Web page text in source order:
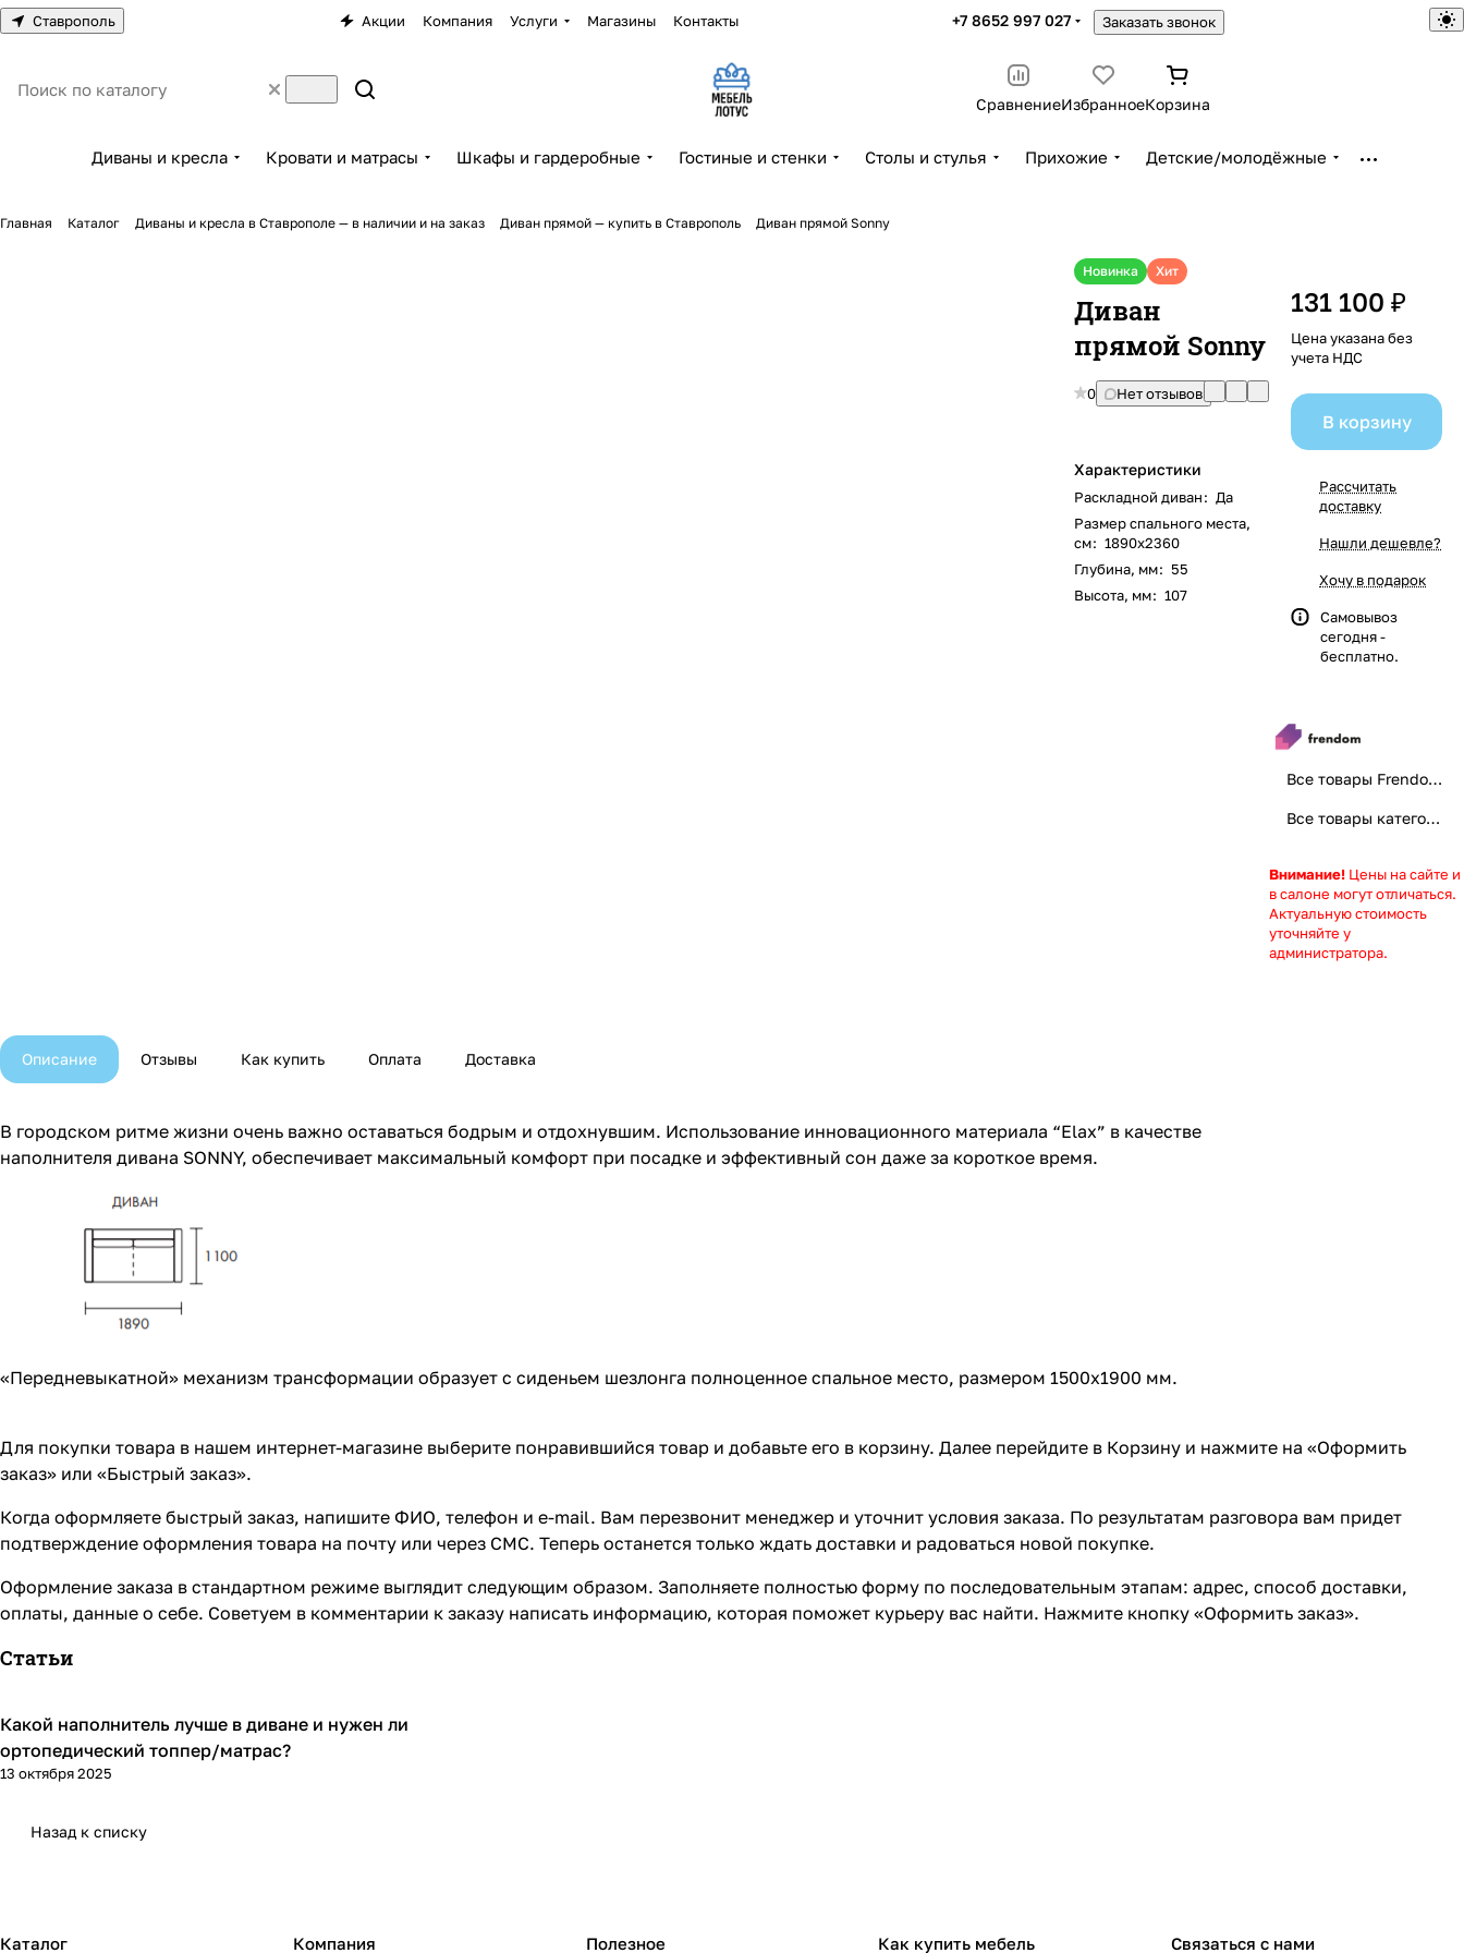
Ставрополь Акции Компания Услуги Магазины Контакты +7 8652 997 027 Заказать звонок
СравнениеИзбранноеКорзина
Диваны и кресла Кровати и матрасы Шкафы и гардеробные Гостиные и стенки Столы и стулья Прихожие Детские/молодёжные
Главная Каталог Диваны и кресла в Ставрополе — в наличии и на заказ Диван прямой — купить в Ставрополь Диван прямой Sonny
Новинка Хит
Диван
прямой Sonny
0 Нет отзывов
Характеристики
Раскладной диван: Да
Размер спального места,
см: 1890x2360
Глубина, мм: 55
Высота, мм: 107
131 100 ₽
Цена указана без
учета НДС
В корзину
Рассчитать
доставку
Нашли дешевле?
Хочу в подарок
Самовывоз
сегодня -
бесплатно.
Все товары Frendom диваны. Добро пожаловать домой
Все товары категории
Внимание! Цены на сайте и
в салоне могут отличаться.
Актуальную стоимость
уточняйте у
администратора.
Описание Отзывы Как купить Оплата Доставка
В городском ритме жизни очень важно оставаться бодрым и отдохнувшим. Использование инновационного материала “Elax” в качестве
наполнителя дивана SONNY, обеспечивает максимальный комфорт при посадке и эффективный сон даже за короткое время.
«Передневыкатной» механизм трансформации образует с сиденьем шезлонга полноценное спальное место, размером 1500х1900 мм.
Для покупки товара в нашем интернет-магазине выберите понравившийся товар и добавьте его в корзину. Далее перейдите в Корзину и нажмите на «Оформить
заказ» или «Быстрый заказ».
Когда оформляете быстрый заказ, напишите ФИО, телефон и e-mail. Вам перезвонит менеджер и уточнит условия заказа. По результатам разговора вам придет
подтверждение оформления товара на почту или через СМС. Теперь останется только ждать доставки и радоваться новой покупке.
Оформление заказа в стандартном режиме выглядит следующим образом. Заполняете полностью форму по последовательным этапам: адрес, способ доставки,
оплаты, данные о себе. Советуем в комментарии к заказу написать информацию, которая поможет курьеру вас найти. Нажмите кнопку «Оформить заказ».
Статьи
Диваны и кресла
Какой наполнитель лучше в диване и нужен ли
ортопедический топпер/матрас?
13 октября 2025
Назад к списку
Каталог Компания Полезное Как купить мебель Связаться с нами